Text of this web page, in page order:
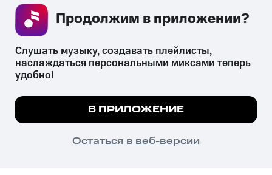
СКАЧАТЬ ПРИЛОЖЕНИЕ
психотропных веществ, их аналогов причиняет вред здоровью,
их незаконный оборот запрещён и влечёт установленную
законодательством ответственность.
© 2026 ООО «КИОН».
Все права защищены
Мы используем куки, чтобы на сайте все
Подробнее
ПОНЯТНО
Слушать музыку, создавать плейлисты,
наслаждаться персональными миксами теперь
удобно!
В ПРИЛОЖЕНИЕ
Остаться в веб-версии